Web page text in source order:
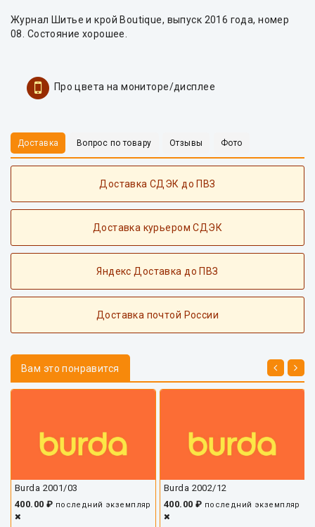
Журнал Шитье и крой Boutique, выпуск 2016 года, номер
08. Состояние хорошее.
Про цвета на мониторе/дисплее
Доставка Вопрос по товару Отзывы Фото
Доставка СДЭК до ПВЗ
Доставка курьером СДЭК
Яндекс Доставка до ПВЗ
Доставка почтой России
Вам это понравится
Burda 2001/03
400.00 ₽ последний экземпляр
Burda 2002/12
400.00 ₽ последний экземпляр